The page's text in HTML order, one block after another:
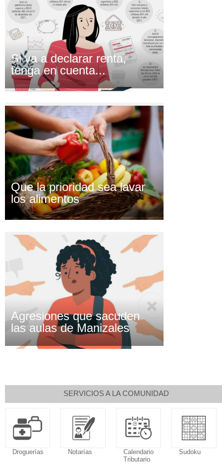
Si va a declarar renta,
tenga en cuenta...
Que la prioridad sea lavar
los alimentos
Agresiones que sacuden
las aulas de Manizales
SERVICIOS A LA COMUNIDAD
Droguerías Notarías
Calendario
Tributario
Sudoku